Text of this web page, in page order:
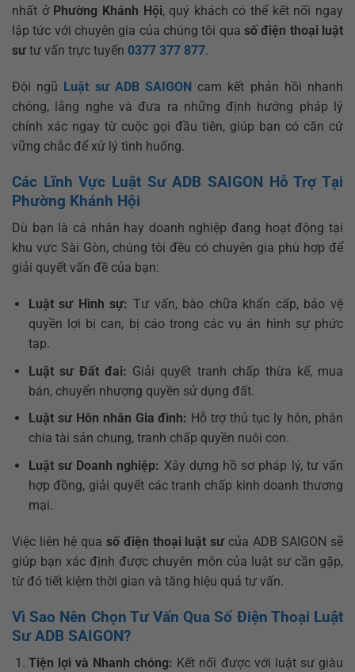
nhất ở Phường Khánh Hội, quý khách có thể kết nối ngay
lập tức với chuyên gia của chúng tôi qua số điện thoại luật
sưtư vấn trực tuyến 0377 377 877.
Đội ngũ Luật sư ADB SAIGON cam kết phản hồi nhanh
chóng, lắng nghe và đưa ra những định hướng pháp lý
chính xác ngay từ cuộc gọi đầu tiên, giúp bạn có căn cứ
vững chắc để xử lý tình huống.
Các Lĩnh Vực Luật Sư ADB SAIGON Hỗ Trợ Tại
Phường Khánh Hội
Dù bạn là cá nhân hay doanh nghiệp đang hoạt động tại
khu vực Sài Gòn, chúng tôi đều có chuyên gia phù hợp để
giải quyết vấn đề của bạn:
Luật sư Hình sự: Tư vấn, bào chữa khẩn cấp, bảo vệ
quyền lợi bị can, bị cáo trong các vụ án hình sự phức
tạp.
Luật sư Đất đai: Giải quyết tranh chấp thừa kế, mua
bán, chuyển nhượng quyền sử dụng đất.
Luật sư Hôn nhân Gia đình: Hỗ trợ thủ tục ly hôn, phân
chia tài sản chung, tranh chấp quyền nuôi con.
Luật sư Doanh nghiệp: Xây dựng hồ sơ pháp lý, tư vấn
hợp đồng, giải quyết các tranh chấp kinh doanh thương
mại.
Việc liên hệ qua số điện thoại luật sưcủa ADB SAIGON sẽ
giúp bạn xác định được chuyên môn của luật sư cần gặp,
từ đó tiết kiệm thời gian và tăng hiệu quả tư vấn.
Vì Sao Nên Chọn Tư Vấn Qua Số Điện Thoại Luật
Sư ADB SAIGON?
Tiện lợi và Nhanh chóng: Kết nối được với luật sư giàu